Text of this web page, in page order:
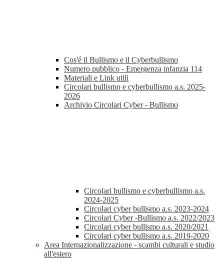
Cos'é il Bullismo e il Cyberbullismo
Numero pubblico - Emergenza infanzia 114
Materiali e Link utili
Circolari bullismo e cyberbullismo a.s. 2025-
2026
Archivio Circolari Cyber - Bullismo
Circolari bullismo e cyberbullismo a.s.
2024-2025
Circolari cyber bullismo a.s. 2023-2024
Circolari Cyber -Bullismo a.s. 2022/2023
Circolari cyber bullismo a.s. 2020/2021
Circolari cyber bullismo a.s. 2019-2020
Area Internazionalizzazione - scambi culturali e studio
all'estero